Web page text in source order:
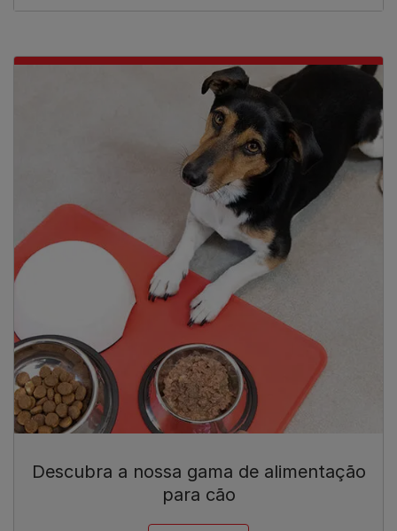
Descubra a nossa gama de alimentação
para cão